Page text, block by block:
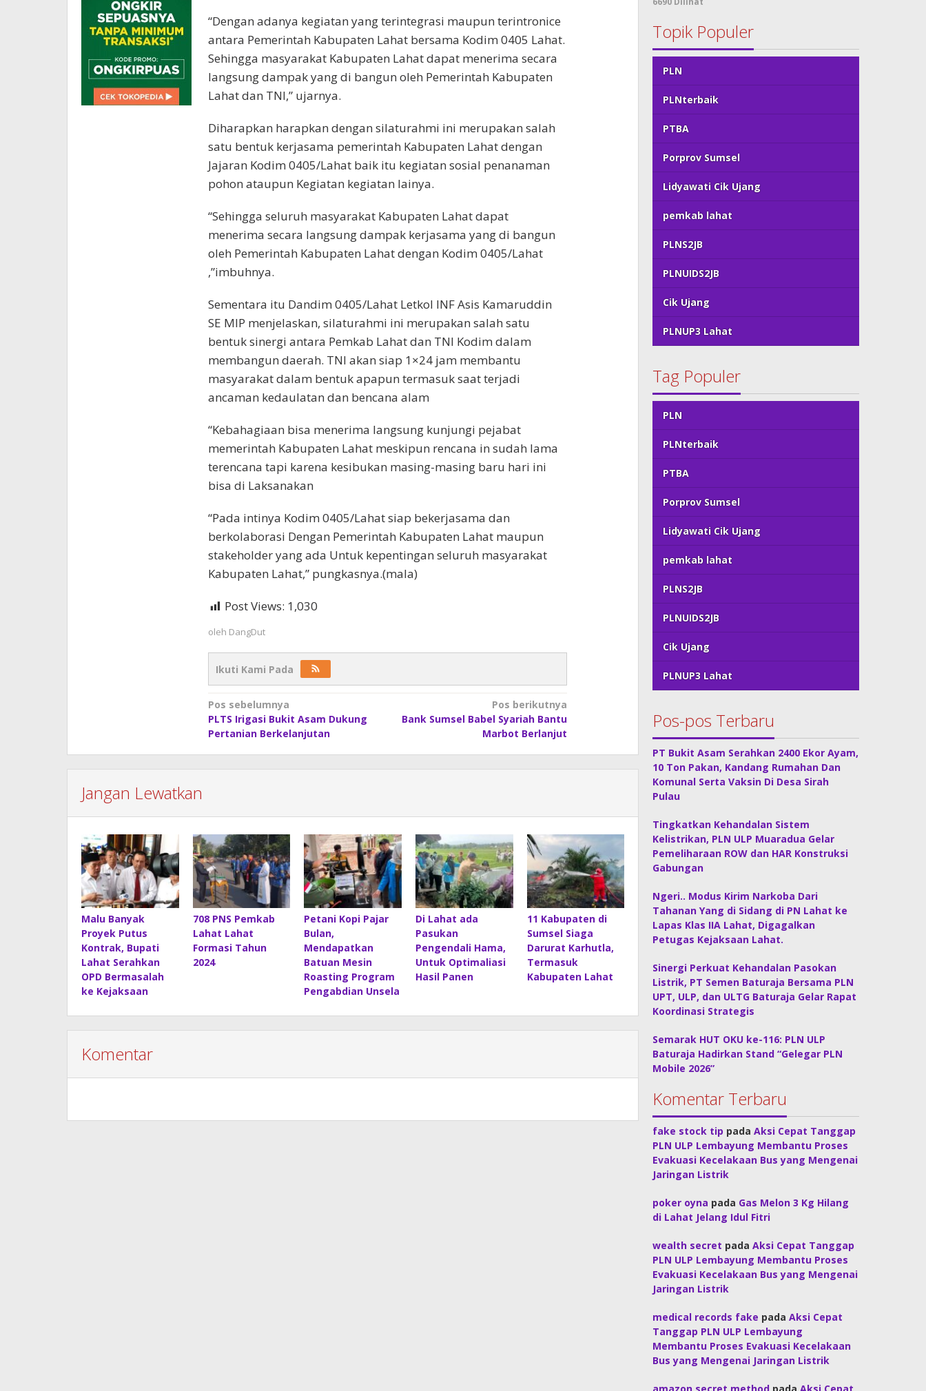
“Dengan adanya kegiatan yang terintegrasi maupun terintronice
antara Pemerintah Kabupaten Lahat bersama Kodim 0405 Lahat.
Sehingga masyarakat Kabupaten Lahat dapat menerima secara
langsung dampak yang di bangun oleh Pemerintah Kabupaten
Lahat dan TNI,” ujarnya.
Diharapkan harapkan dengan silaturahmi ini merupakan salah
satu bentuk kerjasama pemerintah Kabupaten Lahat dengan
Jajaran Kodim 0405/Lahat baik itu kegiatan sosial penanaman
pohon ataupun Kegiatan kegiatan lainya.
“Sehingga seluruh masyarakat Kabupaten Lahat dapat
menerima secara langsung dampak kerjasama yang di bangun
oleh Pemerintah Kabupaten Lahat dengan Kodim 0405/Lahat
,”imbuhnya.
Sementara itu Dandim 0405/Lahat Letkol INF Asis Kamaruddin
SE MIP menjelaskan, silaturahmi ini merupakan salah satu
bentuk sinergi antara Pemkab Lahat dan TNI Kodim dalam
membangun daerah. TNI akan siap 1×24 jam membantu
masyarakat dalam bentuk apapun termasuk saat terjadi
ancaman kedaulatan dan bencana alam
“Kebahagiaan bisa menerima langsung kunjungi pejabat
memerintah Kabupaten Lahat meskipun rencana in sudah lama
terencana tapi karena kesibukan masing-masing baru hari ini
bisa di Laksanakan
“Pada intinya Kodim 0405/Lahat siap bekerjasama dan
berkolaborasi Dengan Pemerintah Kabupaten Lahat maupun
stakeholder yang ada Untuk kepentingan seluruh masyarakat
Kabupaten Lahat,” pungkasnya.(mala)
Post Views: 1,030
oleh DangDut
Ikuti Kami Pada
Navigasi
pos
Pos sebelumnya
PLTS Irigasi Bukit Asam Dukung
Pertanian Berkelanjutan
Pos berikutnya
Bank Sumsel Babel Syariah Bantu
Marbot Berlanjut
Jangan Lewatkan
Malu Banyak
Proyek Putus
Kontrak, Bupati
Lahat Serahkan
OPD Bermasalah
ke Kejaksaan
708 PNS Pemkab
Lahat Lahat
Formasi Tahun
2024
Petani Kopi Pajar
Bulan,
Mendapatkan
Batuan Mesin
Roasting Program
Pengabdian Unsela
Di Lahat ada
Pasukan
Pengendali Hama,
Untuk Optimaliasi
Hasil Panen
11 Kabupaten di
Sumsel Siaga
Darurat Karhutla,
Termasuk
Kabupaten Lahat
Komentar
Topik Populer
PLN
PLNterbaik
PTBA
Porprov Sumsel
Lidyawati Cik Ujang
pemkab lahat
PLNS2JB
PLNUIDS2JB
Cik Ujang
PLNUP3 Lahat
Tag Populer
PLN
PLNterbaik
PTBA
Porprov Sumsel
Lidyawati Cik Ujang
pemkab lahat
PLNS2JB
PLNUIDS2JB
Cik Ujang
PLNUP3 Lahat
Pos-pos Terbaru
PT Bukit Asam Serahkan 2400 Ekor Ayam,
10 Ton Pakan, Kandang Rumahan Dan
Komunal Serta Vaksin Di Desa Sirah
Pulau
Tingkatkan Kehandalan Sistem
Kelistrikan, PLN ULP Muaradua Gelar
Pemeliharaan ROW dan HAR Konstruksi
Gabungan
Ngeri.. Modus Kirim Narkoba Dari
Tahanan Yang di Sidang di PN Lahat ke
Lapas Klas IIA Lahat, Digagalkan
Petugas Kejaksaan Lahat.
Sinergi Perkuat Kehandalan Pasokan
Listrik, PT Semen Baturaja Bersama PLN
UPT, ULP, dan ULTG Baturaja Gelar Rapat
Koordinasi Strategis
Semarak HUT OKU ke-116: PLN ULP
Baturaja Hadirkan Stand “Gelegar PLN
Mobile 2026”
Komentar Terbaru
fake stock tip padaAksi Cepat Tanggap
PLN ULP Lembayung Membantu Proses
Evakuasi Kecelakaan Bus yang Mengenai
Jaringan Listrik
poker oyna pada Gas Melon 3 Kg Hilang
di Lahat Jelang Idul Fitri
wealth secret padaAksi Cepat Tanggap
PLN ULP Lembayung Membantu Proses
Evakuasi Kecelakaan Bus yang Mengenai
Jaringan Listrik
medical records fake padaAksi Cepat
Tanggap PLN ULP Lembayung
Membantu Proses Evakuasi Kecelakaan
Bus yang Mengenai Jaringan Listrik